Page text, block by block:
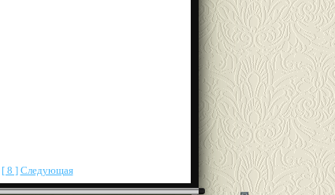
[ 8 ] Следующая